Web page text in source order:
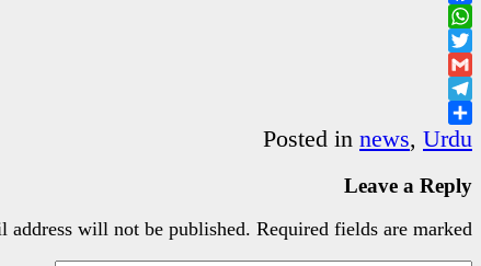
Facebook
WhatsApp
Twitter
Gmail
Telegram
Share
Posted in news, Urdu
Leave a Reply
address will not be published. Required fields are marked